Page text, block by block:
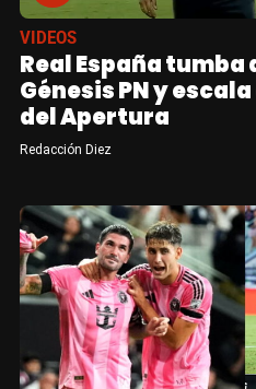
VIDEOS
Real España
Génesis PN y
del Apertura
Redacción Diez